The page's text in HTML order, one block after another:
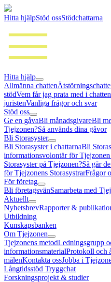
Hitta hjälpStöd ossStödchattarna
Hitta hjälp
Allmänna chatten
stödVem får jag prata med i
juristenVanliga frågor och svar
Stöd oss
Ge en gåvaBli månadsgivareBli
Tjejzonen?Så används dina gåvor
Bli Storasyster
Bli Storasyster i chattarnaBli
informationsvolontär för
Storasyster på Tjejzonen?Så går
för Tjejzonens StorasystrarFrågor
För företag
Bli företagsvänSamarbeta med
Aktuellt
NyhetsbrevRapporter &
Utbildning
Kunskapsbanken
Om Tjejzonen
Tjejzonens metodLedningsgrupp
informationsmaterialProtokoll och
målenKontakta ossJobba i
Långtidsstöd Tryggchat
Forskningsprojekt & studier